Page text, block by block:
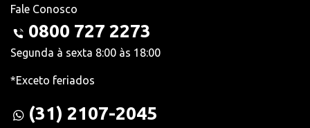
Fale Conosco
0800 727 2273
Segunda à sexta 8:00 às 18:00
*Exceto feriados
(31) 2107-2045